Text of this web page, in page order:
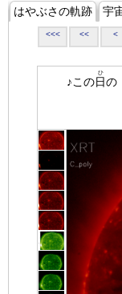
はやぶさの軌跡 宇
<<< << <
♪この日
ひ
の